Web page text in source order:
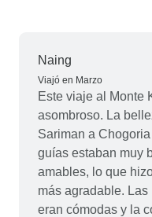
Naing
Viajó en Marzo
Este viaje al Monte
asombroso. La
Sariman a
guías estaban muy
amables, lo que
más agradable.
eran cómodas y la